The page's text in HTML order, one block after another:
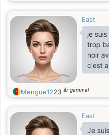
East
je
trop
noir
c'est
Mengue1223 år gammel
East
Je